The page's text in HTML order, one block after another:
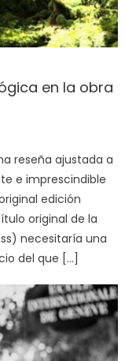
en la obra
reseña ajustada a
e imprescindible
edición
original de la
necesitaría una
del que […]